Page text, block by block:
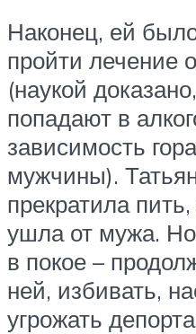
Наконец, ей
пройти лечение
(наукой
попадают в
зависимость
мужчины).
прекратила
ушла от мужа.
в покое –
ней, избивать,
угрожать